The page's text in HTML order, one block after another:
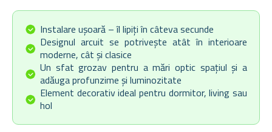
Instalare ușoară – îl lipiți în câteva secunde
Designul arcuit se potrivește atât în interioare
moderne, cât și clasice
Un sfat grozav pentru a mări optic spațiul și a
adăuga profunzime și luminozitate
Element decorativ ideal pentru dormitor, living sau
hol